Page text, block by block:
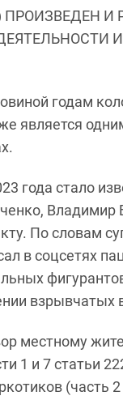
И
годам
является
года стало
По словам
в соцсетях
взрывчатых
местному
1 и 7 статьи
(часть